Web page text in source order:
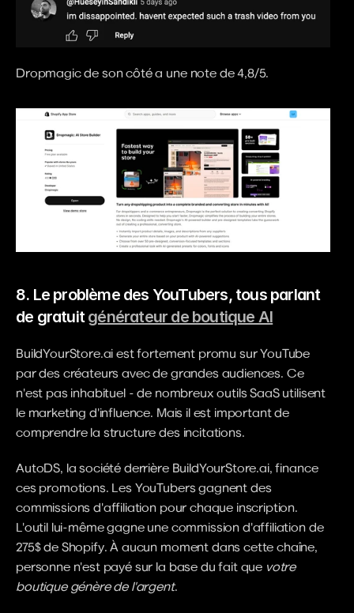
Dropmagic de son côté a une note de 4,8/5.
8. Le problème des YouTubers, tous parlant
de gratuit générateur de boutique AI
BuildYourStore.ai est fortement promu sur YouTube
par des créateurs avec de grandes audiences. Ce
n'est pas inhabituel - de nombreux outils SaaS utilisent
le marketing d'influence. Mais il est important de
comprendre la structure des incitations.
AutoDS, la société derrière BuildYourStore.ai, finance
ces promotions. Les YouTubers gagnent des
commissions d'affiliation pour chaque inscription.
L'outil lui-même gagne une commission d'affiliation de
275$ de Shopify. À aucun moment dans cette chaîne,
personne n'est payé sur la base du fait que votre
boutique génère de l'argent.